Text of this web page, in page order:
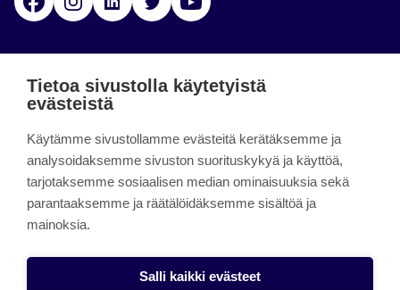
päättynyt 11.9.2023.
About the site
Käyttöehdot
Tietoa sivustolla käytetyistä
evästeistä
Käytämme sivustollamme evästeitä kerätäksemme ja
analysoidaksemme sivuston suorituskykyä ja käyttöä,
tarjotaksemme sosiaalisen median ominaisuuksia sekä
parantaaksemme ja räätälöidäksemme sisältöä ja
mainoksia.
Salli kaikki evästeet